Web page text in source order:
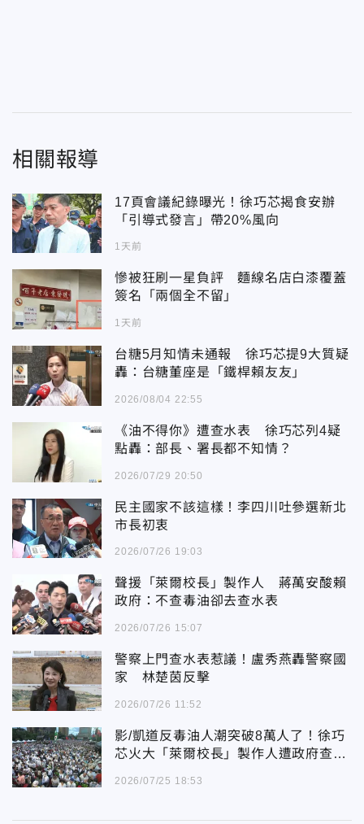
相關報導
17頁會議紀錄曝光！徐巧芯揭食安辦
「引導式發言」帶20%風向
1天前
慘被狂刷一星負評 麵線名店白漆覆蓋
簽名「兩個全不留」
1天前
台糖5月知情未通報 徐巧芯提9大質疑
轟：台糖董座是「鐵桿賴友友」
2026/08/04 22:55
《油不得你》遭查水表 徐巧芯列4疑
點轟：部長、署長都不知情？
2026/07/29 20:50
民主國家不該這樣！李四川吐參選新北
市長初衷
2026/07/26 19:03
聲援「萊爾校長」製作人 蔣萬安酸賴
政府：不查毒油卻去查水表
2026/07/26 15:07
警察上門查水表惹議！盧秀燕轟警察國
家 林楚茵反擊
2026/07/26 11:52
影/凱道反毒油人潮突破8萬人了！徐巧
芯火大「萊爾校長」製作人遭政府查水
2026/07/25 18:53